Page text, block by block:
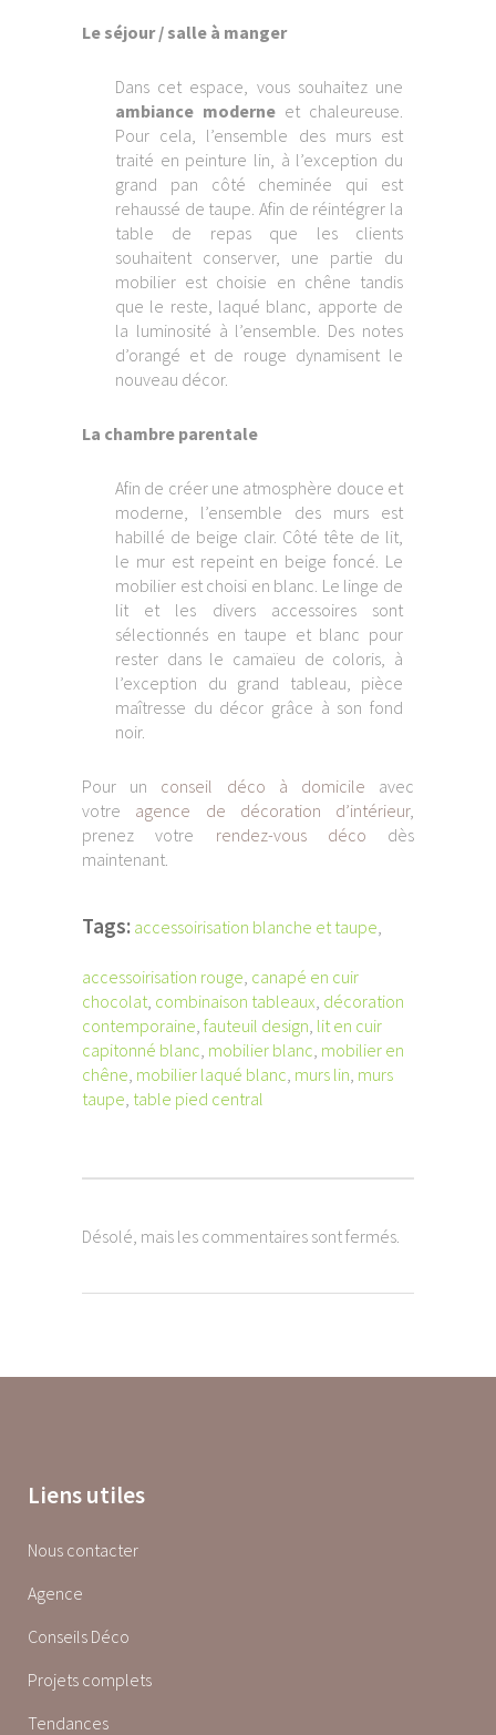
Le séjour / salle à manger
Dans cet espace, vous souhaitez une
ambiance moderne et chaleureuse.
Pour cela, l’ensemble des murs est
traité en peinture lin, à l’exception du
grand pan côté cheminée qui est
rehaussé de taupe. Afin de réintégrer la
table de repas que les clients
souhaitent conserver, une partie du
mobilier est choisie en chêne tandis
que le reste, laqué blanc, apporte de
la luminosité à l’ensemble. Des notes
d’orangé et de rouge dynamisent le
nouveau décor.
La chambre parentale
Afin de créer une atmosphère douce et
moderne, l’ensemble des murs est
habillé de beige clair. Côté tête de lit,
le mur est repeint en beige foncé. Le
mobilier est choisi en blanc. Le linge de
lit et les divers accessoires sont
sélectionnés en taupe et blanc pour
rester dans le camaïeu de coloris, à
l’exception du grand tableau, pièce
maîtresse du décor grâce à son fond
noir.
Pour un conseil déco à domicile avec
votre agence de décoration d’intérieur,
prenez votre rendez-vous déco dès
maintenant.
Tags: accessoirisation blanche et taupe
accessoirisation rouge canapé en cuir
chocolat combinaison tableaux décoration
contemporaine fauteuil design lit en cuir
capitonné blanc mobilier blanc mobilier en
chêne mobilier laqué blanc murs lin murs
taupe table pied central
Désolé, mais les commentaires sont fermés.
Liens utiles
Nous contacter
Agence
Conseils Déco
Projets complets
Tendances